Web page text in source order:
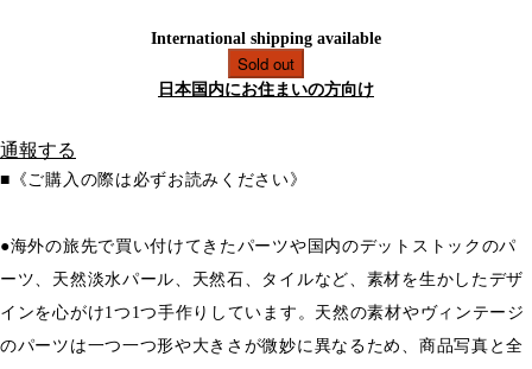
International shipping available
Sold out
日本国内にお住まいの方向け
通報する
■《ご購入の際は必ずお読みください》
●海外の旅先で買い付けてきたパーツや国内のデットストックのパ
ーツ、天然淡水パール、天然石、タイルなど、素材を生かしたデザ
インを心がけ1つ1つ手作りしています。天然の素材やヴィンテージ
のパーツは一つ一つ形や大きさが微妙に異なるため、商品写真と全